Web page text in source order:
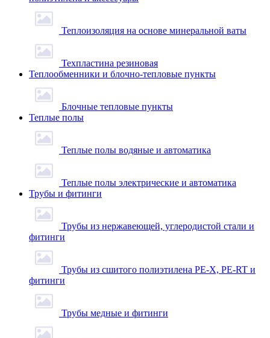
Теплоизоляция на основе минеральной ваты
Техпластина резиновая
Теплообменники и блочно-тепловые пункты
Блочные тепловые пункты
Теплые полы
Теплые полы водяные и автоматика
Теплые полы электрические и автоматика
Трубы и фитинги
Трубы из нержавеющей, углеродистой стали и
фитинги
Трубы из сшитого полиэтилена PE-X, PE-RT и
фитинги
Трубы медные и фитинги